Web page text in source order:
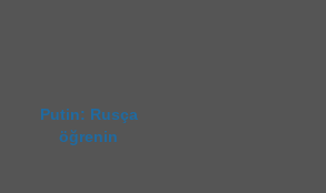
Putin: Rusça
öğrenin